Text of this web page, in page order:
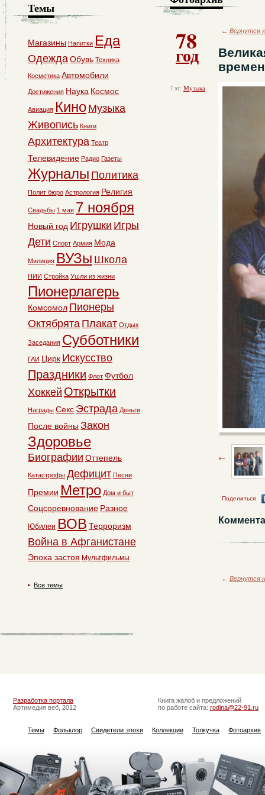
78
год
Тэг: Музыка
← Вернутся
Поделиться
← Вернутся
Темы
Магазины Напитки Еда
ОдеждаОбувь Техника
Косметика Автомобили
Достижения Наука Космос
Авиация Кино Музыка
Живопись Книги
Архитектура Театр
Телевидение Радио Газеты
Журналы Политика
Полит бюро Астрология Религия
Свадьбы 1 мая 7 ноября
Новый год Игрушки Игры
Дети Спорт Армия Мода
Милиция ВУЗы Школа
НИИ Стройка Ушли из жизни
Пионерлагерь
Комсомол Пионеры
Октябрята Плакат Отдых
Заседания Субботники
ГАИ Цирк Искусство
Праздники Флот Футбол
Хоккей Открытки
Награды Секс Эстрада Деньги
После войны Закон
Здоровье
Биографии Оттепель
Катастрофы Дефицит Песни
Премии Метро Дом и быт
Соцсоревнование Разное
Юбилеи ВОВ Терроризм
Война в Афганистане
Эпоха застоя Мультфильмы
Все темы
Разработка портала
Артимедия веб, 2012
Книга жалоб и предложений
по работе сайта: rodina@22-91.ru
Темы Фольклор Свидетели эпохи Коллекции Толкучка Фотоархив